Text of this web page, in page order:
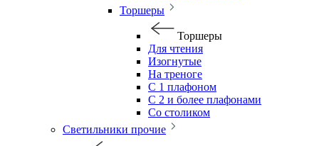
Торшеры
Торшеры
Для чтения
Изогнутые
На треноге
С 1 плафоном
С 2 и более плафонами
Со столиком
Светильники прочие